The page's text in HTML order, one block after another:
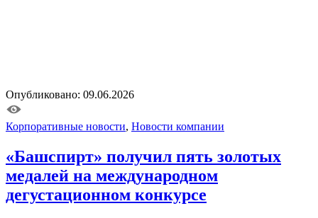
Опубликовано: 09.06.2026
Корпоративные новости, Новости компании
«Башспирт» получил пять золотых
медалей на международном
дегустационном конкурсе